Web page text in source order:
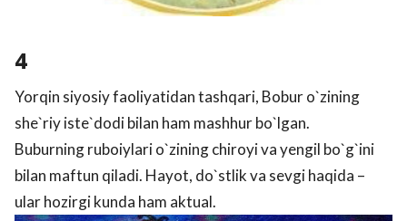
4
Yorqin siyosiy faoliyatidan tashqari, Bobur o`zining
she`riy iste`dodi bilan ham mashhur bo`lgan.
Buburning ruboiylari o`zining chiroyi va yengil bo`g`ini
bilan maftun qiladi. Hayot, do`stlik va sevgi haqida –
ular hozirgi kunda ham aktual.